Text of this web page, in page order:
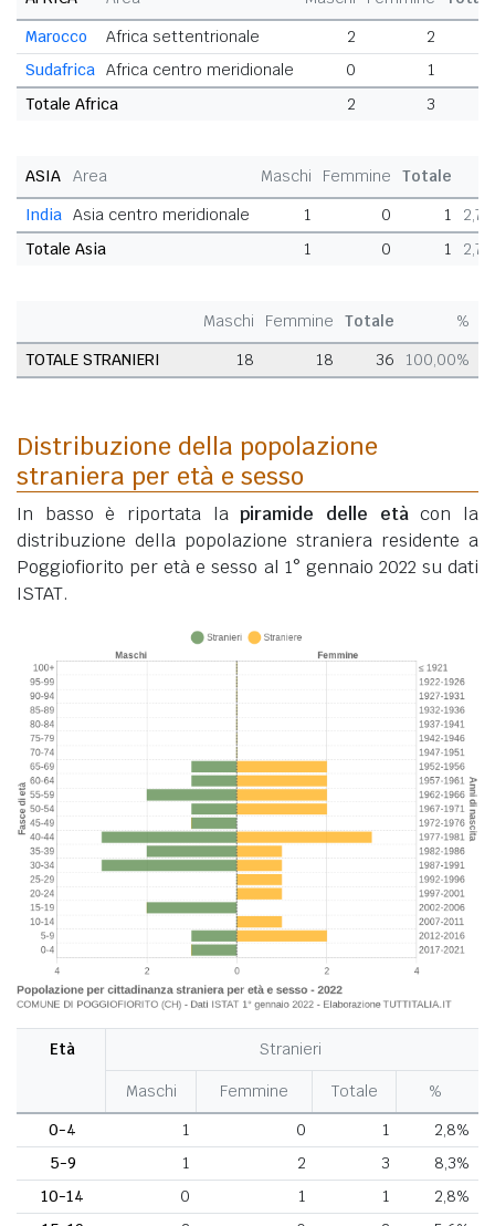
Marocco
Africa settentrionale 2 2
Sudafrica Africa centro meridionale 0 1
Totale Africa
2 3
ASIA Area Maschi Femmine Totale
India Asia centro meridionale 1 0 1
Totale Asia
1 0 1
Maschi Femmine Totale
%
TOTALE STRANIERI
18 18 36 100,00%
Distribuzione della popolazione
straniera per età e sesso
In basso è riportata lapiramide delle etàcon la
distribuzione della popolazione straniera residente a
Poggiofiorito per età e sesso al 1° gennaio 2022 su dati
ISTAT.
Età Stranieri
Maschi Femmine Totale
%
0-4
1 0 1
2,8%
5-9
1 2 3
8,3%
10-14
0 1 1
2,8%